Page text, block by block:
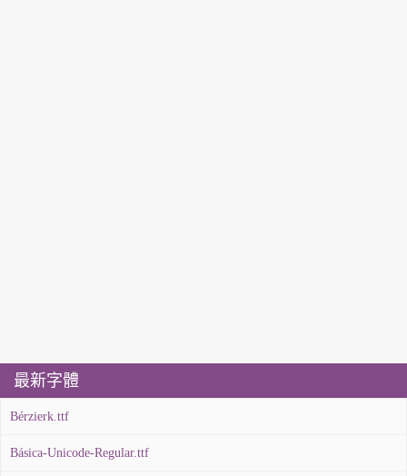
最新字體
Bérzierk.ttf
Básica-Unicode-Regular.ttf